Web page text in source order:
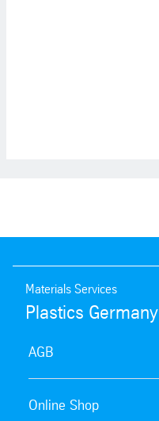
Materials Services
Plastics Germany
AGB
Online Shop